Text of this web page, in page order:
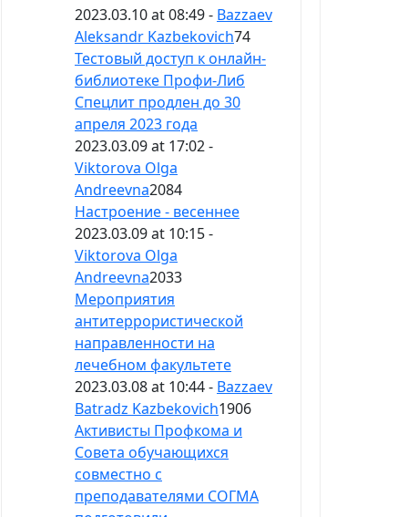
2023.03.10 at 08:49 - Bazzaev
Aleksandr Kazbekovich74
Тестовый доступ к онлайн-
библиотеке Профи-Либ
Спецлит продлен до 30
апреля 2023 года
2023.03.09 at 17:02 -
Viktorova Olga
Andreevna2084
Настроение - весеннее
2023.03.09 at 10:15 -
Viktorova Olga
Andreevna2033
Мероприятия
антитеррористической
направленности на
лечебном факультете
2023.03.08 at 10:44 - Bazzaev
Batradz Kazbekovich1906
Активисты Профкома и
Совета обучающихся
совместно с
преподавателями СОГМА